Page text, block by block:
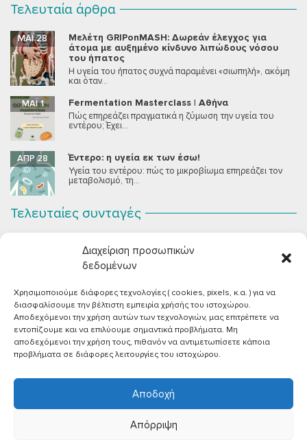
Διαχείριση προσωπικών
δεδομένων
Χρησιμοποιούμε διάφορες τεχνολογίες ( cookies, pixels, κ.α. ) για να
διασφαλίσουμε την βέλτιστη εμπειρία χρήσής του ιστοχώρου.
Αποδεχόμενοι την χρήση αυτών των τεχνολογιών, μας επιτρέπετε να
εντοπίζουμε και να επιλύουμε σημαντικά προβλήματα. Μη
αποδεχόμενοι την χρήση τους, πιθανόν να αντιμετωπίσετε κάποια
προβλήματα σε διάφορες λειτουργίες του ιστοχώρου.
Αποδοχή
Απόρριψη
Τελευταία άρθρα
Μελέτη GRIPonMASH: Δωρεάν έλεγχος για
άτομα με αυξημένο κίνδυνο λιπώδους νόσου
του ήπατος
ΜΆΙ 28
Η υγεία του ήπατος συχνά παραμένει «σιωπηλή», ακόμη
και όταν...
Fermentation Masterclass | Αθήνα
ΜΆΙ 1
Πώς επηρεάζει πραγματικά η ζύμωση την υγεία του
εντέρου; Έχει...
Έντερο: η υγεία εκ των έσω!
ΑΠΡ 28
Υγεία του εντέρου: πώς το μικροβίωμα επηρεάζει τον
μεταβολισμό, τη...
Τελευταίες συνταγές
Μια μους σοκολάτας για όλους εμάς που θέλουμε να
συστήσουμε...
Vegan Χωριάτικη Σαλάτα με Φέτα από Τόφου
ΙΟΎΝ 26
Καλοκαίρι, ζεστάρα και “χωριάτικη” σαλάτα! Έχοντας
μεγαλώσει με αυτό το...
Πικάντικες πέννες με ντομάτα
ΙΟΎΝ 18